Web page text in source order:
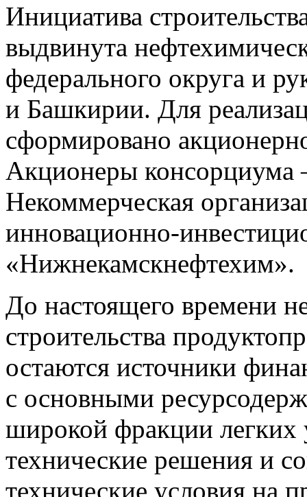
Инициатива
выдвинута
федерального округа и
и Башкирии. Для
сформировано
Акционеры
Некоммерческая
инновационно-
«Нижнекамскнефтехим».
До настоящего времени
строительства
остаются источники
с основными
широкой фракции легких
технические решения и
технические условия на